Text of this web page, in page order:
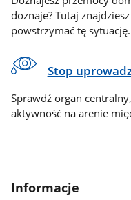
doznaje? Tutaj
powstrzymać tę sytuację.
Stop
Sprawdź organ
aktywność na arenie
Informacje